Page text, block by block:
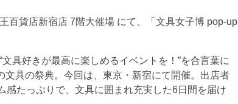
貨店新宿店 7階大催場 にて、「文具女子博 pop-up
具好きが最高に楽しめるイベントを！”を合言葉に
具の祭典。今回は、東京・新宿にて開催。出店者
たっぷりで、文具に囲まれ充実した6日間を届け